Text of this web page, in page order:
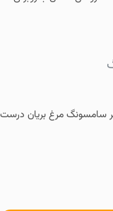
سامسونگ مرغ بریان درست